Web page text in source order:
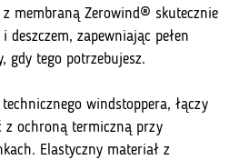
membraną Zerowind® skutecznie
zapewniając pełen
gdy tego potrzebujesz.
windstoppera, łączy
z ochroną termiczną przy
Elastyczny materiał z